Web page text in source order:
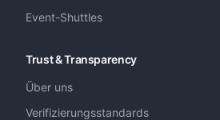
Event-Shuttles
Trust & Transparency
Über uns
Verifizierungsstandards